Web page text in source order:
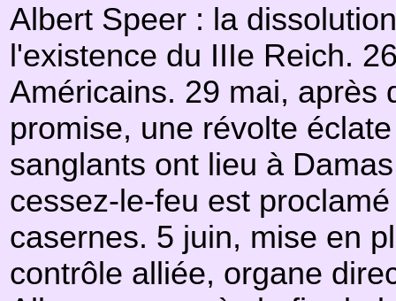
Albert Speer : la
l'existence du IIIe Reich.
Américains. 29 mai, après
promise, une révolte
sanglants ont lieu à
cessez-le-feu est
casernes. 5 juin, mise en
contrôle alliée, organe